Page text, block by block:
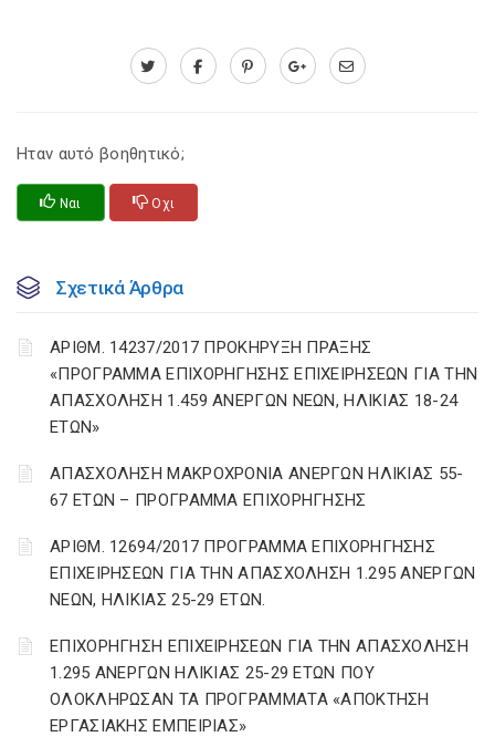
Ηταν αυτό βοηθητικό;
Ναι Οχι
Σχετικά Άρθρα
ΑΡΙΘΜ. 14237/2017 ΠΡΟΚΗΡΥΞΗ ΠΡΑΞΗΣ
«ΠΡΟΓΡΑΜΜΑ ΕΠΙΧΟΡΗΓΗΣΗΣ ΕΠΙΧΕΙΡΗΣΕΩΝ ΓΙΑ ΤΗΝ
ΑΠΑΣΧΟΛΗΣΗ 1.459 ΑΝΕΡΓΩΝ ΝΕΩΝ, ΗΛΙΚΙΑΣ 18-24
ΕΤΩΝ»
ΑΠΑΣΧΟΛΗΣΗ ΜΑΚΡΟΧΡΟΝΙΑ ΑΝΕΡΓΩΝ ΗΛΙΚΙΑΣ 55-
67 ΕΤΩΝ – ΠΡΟΓΡΑΜΜΑ ΕΠΙΧΟΡΗΓΗΣΗΣ
ΑΡΙΘΜ. 12694/2017 ΠΡΟΓΡΑΜΜΑ ΕΠΙΧΟΡΗΓΗΣΗΣ
ΕΠΙΧΕΙΡΗΣΕΩΝ ΓΙΑ ΤΗΝ ΑΠΑΣΧΟΛΗΣΗ 1.295 ΑΝΕΡΓΩΝ
ΝΕΩΝ, ΗΛΙΚΙΑΣ 25-29 ΕΤΩΝ.
ΕΠΙΧΟΡΗΓΗΣΗ ΕΠΙΧΕΙΡΗΣΕΩΝ ΓΙΑ ΤΗΝ ΑΠΑΣΧΟΛΗΣΗ
1.295 ΑΝΕΡΓΩΝ ΗΛΙΚΙΑΣ 25-29 ΕΤΩΝ ΠΟΥ
ΟΛΟΚΛΗΡΩΣΑΝ ΤΑ ΠΡΟΓΡΑΜΜΑΤΑ «ΑΠΟΚΤΗΣΗ
ΕΡΓΑΣΙΑΚΗΣ ΕΜΠΕΙΡΙΑΣ»